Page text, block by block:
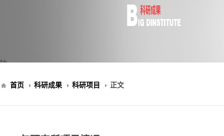
首页 科研成果 科研项目 正文